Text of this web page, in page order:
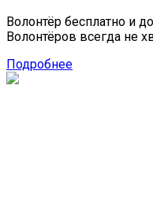
Волонтёр бесплатно и
Волонтёров всегда не
Подробнее